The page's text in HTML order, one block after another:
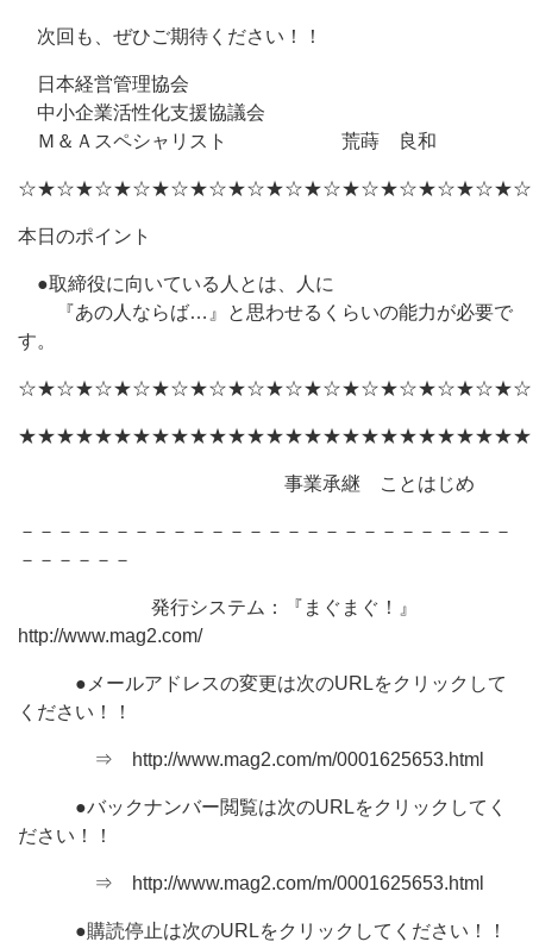
次回も、ぜひご期待ください！！
日本経営管理協会
中小企業活性化支援協議会
Ｍ＆Ａスペシャリスト 荒蒔 良和
本日のポイント
●取締役に向いている人とは、人に
『あの人ならば…』と思わせるくらいの能力が必要で
す。
事業承継 ことはじめ
－－－－－－－－－－－－－－－－－－－－－－－－－－
－－－－－－
発行システム：『まぐまぐ！』
http://www.mag2.com/
●メールアドレスの変更は次のURLをクリックして
ください！！
⇒ http://www.mag2.com/m/0001625653.html
●バックナンバー閲覧は次のURLをクリックしてく
ださい！！
⇒ http://www.mag2.com/m/0001625653.html
●購読停止は次のURLをクリックしてください！！